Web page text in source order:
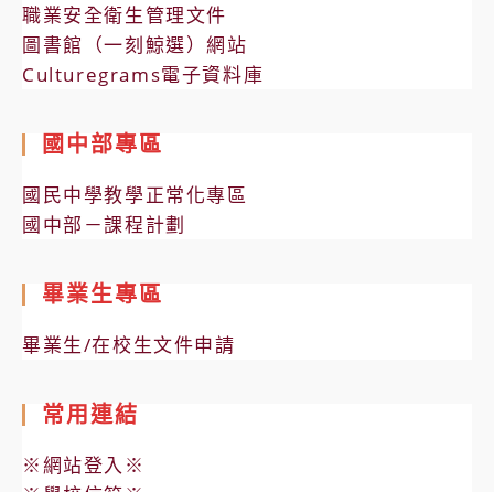
職業安全衛生管理文件
圖書館（一刻鯨選）網站
Culturegrams電子資料庫
國中部專區
國民中學教學正常化專區
國中部－課程計劃
畢業生專區
畢業生/在校生文件申請
常用連結
※網站登入※